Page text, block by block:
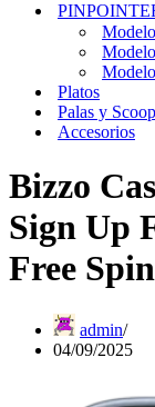
Platos
Palas y
Accesorios
Bizzo
Sign Up
Free
admin
04/09/2025